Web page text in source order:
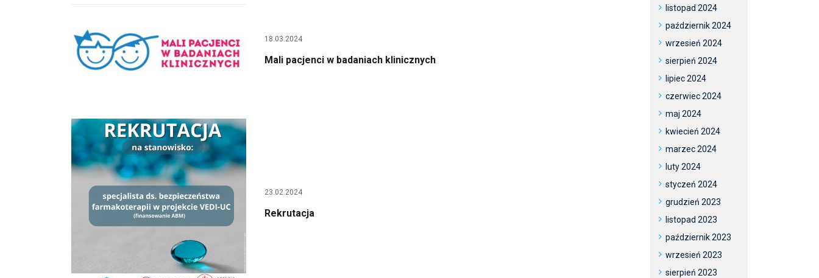
18.03.2024
Mali pacjenci w badaniach klinicznych
23.02.2024
Rekrutacja
listopad 2024
październik 2024
wrzesień 2024
sierpień 2024
lipiec 2024
czerwiec 2024
maj 2024
kwiecień 2024
marzec 2024
luty 2024
styczeń 2024
grudzień 2023
listopad 2023
październik 2023
wrzesień 2023
sierpień 2023